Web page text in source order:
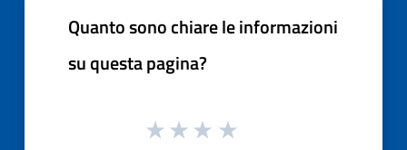
Quanto sono chiare le informazioni
su questa pagina?